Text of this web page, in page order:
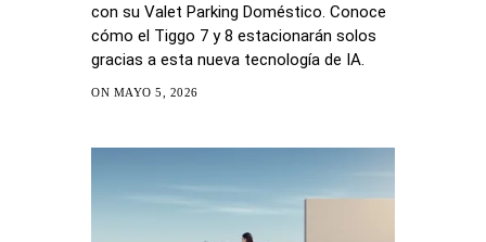
con su Valet Parking Doméstico. Conoce
cómo el Tiggo 7 y 8 estacionarán solos
gracias a esta nueva tecnología de IA.
ON MAYO 5, 2026